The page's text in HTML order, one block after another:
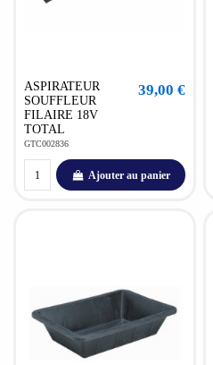
ASPIRATEUR
SOUFFLEUR
FILAIRE 18V
TOTAL
GTC002836
39,00 €
Ajouter au panier